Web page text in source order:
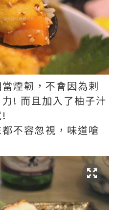
煙韌，不會因為剌
! 而且加入了柚子汁
不容忽視，味道嗆